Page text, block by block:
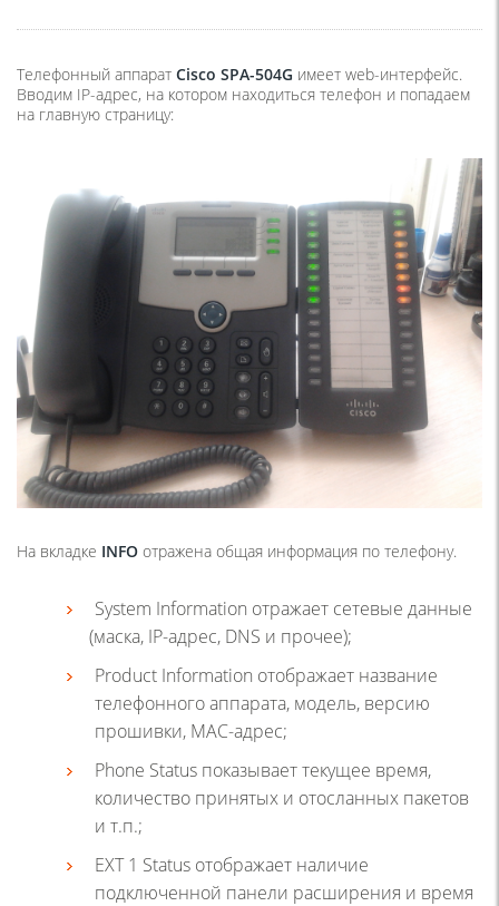
Телефонный аппарат Cisco SPA-504G имеет web-интерфейс.
Вводим IP-адрес, на котором находиться телефон и попадаем
на главную страницу:
На вкладке INFO отражена общая информация по телефону.
System Information отражает сетевые данные
(маска, IP-адрес, DNS и прочее);
Product Information отображает название
телефонного аппарата, модель, версию
прошивки, MAC-адрес;
Phone Status показывает текущее время,
количество принятых и отосланных пакетов
и т.п.;
EXT 1 Status отображает наличие
подключенной панели расширения и время